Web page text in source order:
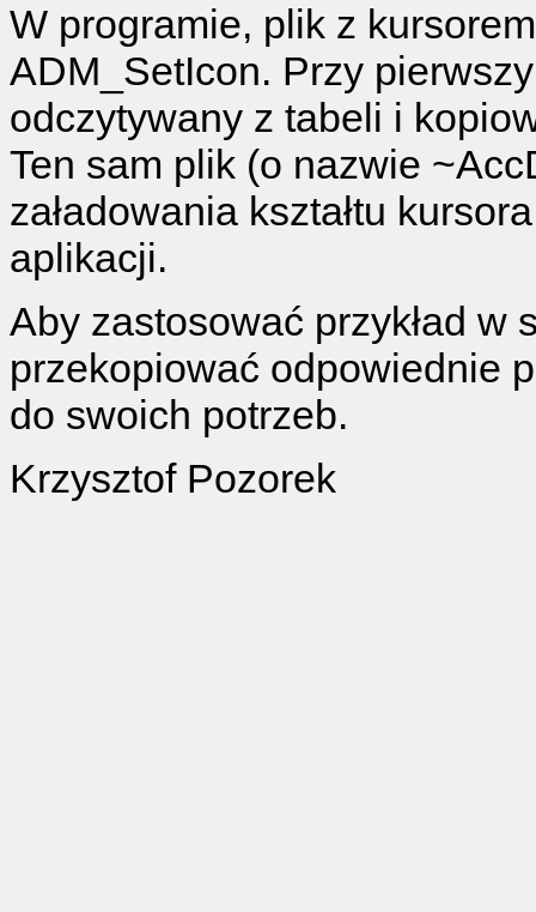
W programie, plik z
ADM_SetIcon. Przy
odczytywany z tabeli i
Ten sam plik (o nazwie
załadowania kształtu
aplikacji.
Aby zastosować przykład w
przekopiować odpowiednie
do swoich potrzeb.
Krzysztof Pozorek